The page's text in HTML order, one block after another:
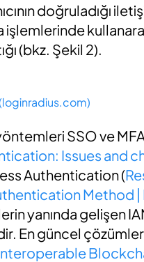
doğruladığı
işlemlerinde
(bkz. Şekil 2).
SSO ve
Issues and
Authentication (
Method |
yanında gelişen
En güncel